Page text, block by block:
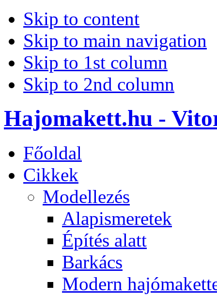
Skip to content
Skip to main navigation
Skip to 1st column
Skip to 2nd column
Hajomakett.hu -
Főoldal
Cikkek
Modellezés
Alapismeretek
Építés alatt
Barkács
Modern